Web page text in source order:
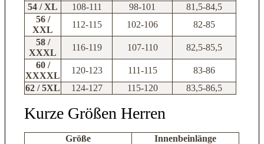
54 / XL
108-111 98-101
81,5-84,5
56 /
XXL
112-115 102-106
82-85
58 /
XXXL
116-119 107-110
82,5-85,5
60 /
XXXXL
120-123 111-115
83-86
62 / 5XL
124-127 115-120 83,5-86,5
Kurze Größen Herren
Größe
Innenbeinlänge